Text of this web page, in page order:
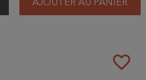
AJOUTER AU PANIER
favorite_border